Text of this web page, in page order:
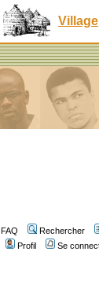
Village
FAQ
Rechercher
Profil
Se